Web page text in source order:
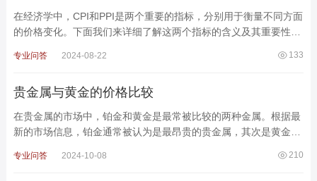
在经济学中，CPI和PPI是两个重要的指标，分别用于衡量不同方面
的价格变化。下面我们来详细了解这两个指标的含义及其重要性。
133
专业问答 2024-08-22
贵金属与黄金的价格比较
在贵金属的市场中，铂金和黄金是最常被比较的两种金属。根据最
新的市场信息，铂金通常被认为是最昂贵的贵金属，其次是黄金，
210
专业问答 2024-10-08